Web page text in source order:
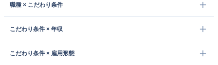
職種 × こだわり条件
こだわり条件 × 年収
こだわり条件 × 雇用形態